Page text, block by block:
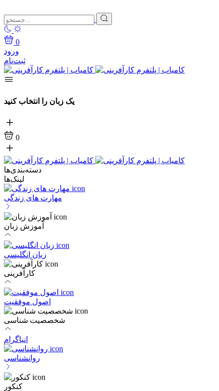
0
ورود
ثبت‌نام
یک زبان را انتخاب کنید
0
دسته‌بندی‌ها
لینک‌ها
مهارت های زندگی
آموزش زبان
زبان انگلیسی
کارآفرینی
اصول موفقیت
شخصصیت شناسی
انیاگرام
روانشناسی
کنکور